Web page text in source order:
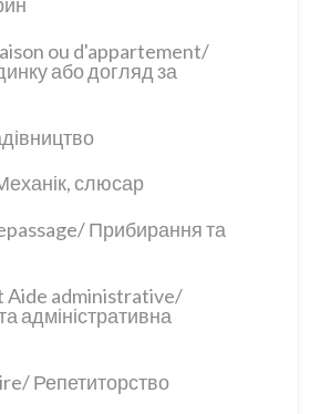
ou d'appartement/
або догляд за
слюсар
Прибирання та
Aide administrative/
адміністративна
Репетиторство